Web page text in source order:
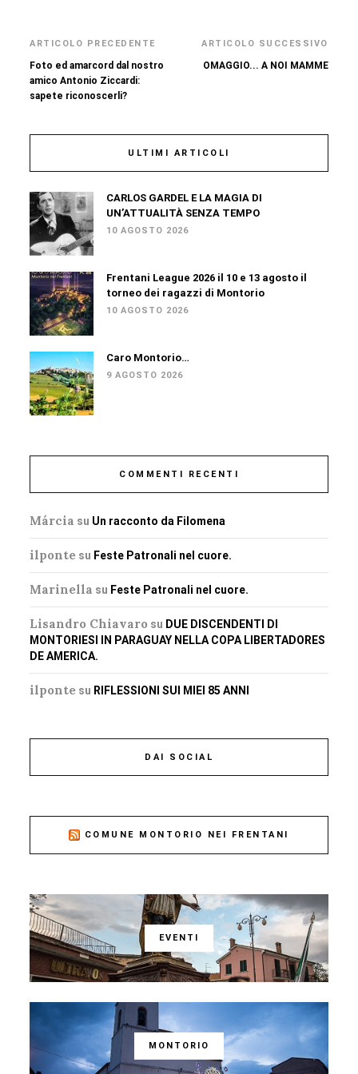
ARTICOLO PRECEDENTE
Foto ed amarcord dal nostro
amico Antonio Ziccardi:
sapete riconoscerli?
ARTICOLO SUCCESSIVO
OMAGGIO... A NOI MAMME
ULTIMI ARTICOLI
CARLOS GARDEL E LA MAGIA DI
UN’ATTUALITÀ SENZA TEMPO
10 AGOSTO 2026
Frentani League 2026 il 10 e 13 agosto il
torneo dei ragazzi di Montorio
10 AGOSTO 2026
Caro Montorio…
9 AGOSTO 2026
COMMENTI RECENTI
Márcia su Un racconto da Filomena
ilponte su Feste Patronali nel cuore.
Marinella su Feste Patronali nel cuore.
Lisandro Chiavaro su DUE DISCENDENTI DI
MONTORIESI IN PARAGUAY NELLA COPA LIBERTADORES
DE AMERICA.
ilponte su RIFLESSIONI SUI MIEI 85 ANNI
DAI SOCIAL
COMUNE MONTORIO NEI FRENTANI
EVENTI
MONTORIO